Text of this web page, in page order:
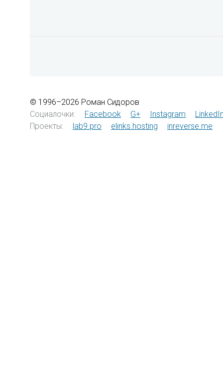
© 1996–2026 Роман Сидоров
Социалочки:
Facebook G+ Instagram
Проекты:
lab9.pro elinks.hosting inreverse.me